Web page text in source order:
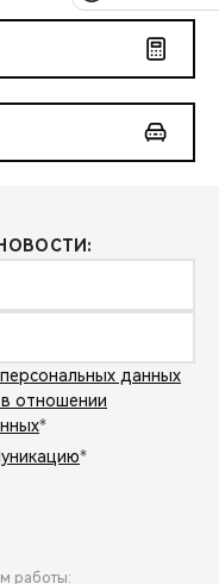
данных
отношении
*
*
работы: